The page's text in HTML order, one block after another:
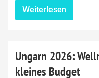
Weiterlesen
Ungarn 2026:
kleines Budget